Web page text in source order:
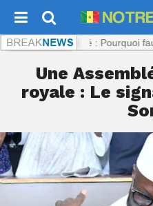
Viol présumé : Pourquoi faut-il
Une
royale : Le